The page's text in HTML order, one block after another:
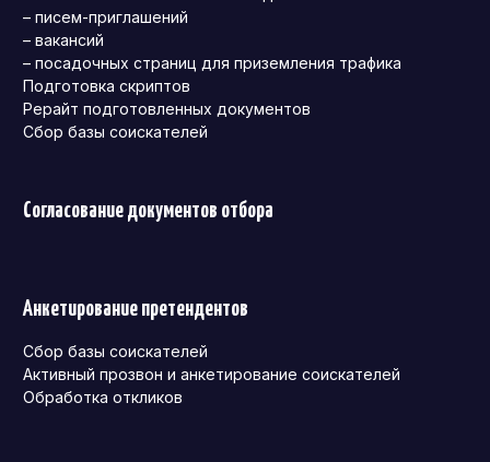
– писем-приглашений
– вакансий
– посадочных страниц для приземления трафика
Подготовка скриптов
Рерайт подготовленных документов
Сбор базы соискателей
Согласование документов отбора
Анкетирование претендентов
Сбор базы соискателей
Активный прозвон и анкетирование соискателей
Обработка откликов